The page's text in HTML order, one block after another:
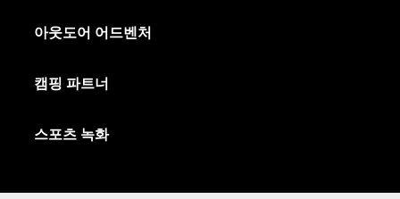
아웃도어 어드벤처
캠핑 파트너
스포츠 녹화